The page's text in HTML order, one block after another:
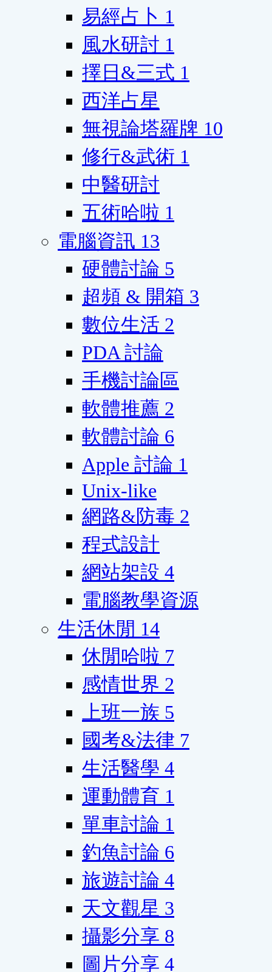
易經占卜 1
風水研討 1
擇日&三式 1
西洋占星
無視論塔羅牌 10
修行&武術 1
中醫研討
五術哈啦 1
電腦資訊 13
硬體討論 5
超頻 & 開箱 3
數位生活 2
PDA 討論
手機討論區
軟體推薦 2
軟體討論 6
Apple 討論 1
Unix-like
網路&防毒 2
程式設計
網站架設 4
電腦教學資源
生活休閒 14
休閒哈啦 7
感情世界 2
上班一族 5
國考&法律 7
生活醫學 4
運動體育 1
單車討論 1
釣魚討論 6
旅遊討論 4
天文觀星 3
攝影分享 8
圖片分享 4